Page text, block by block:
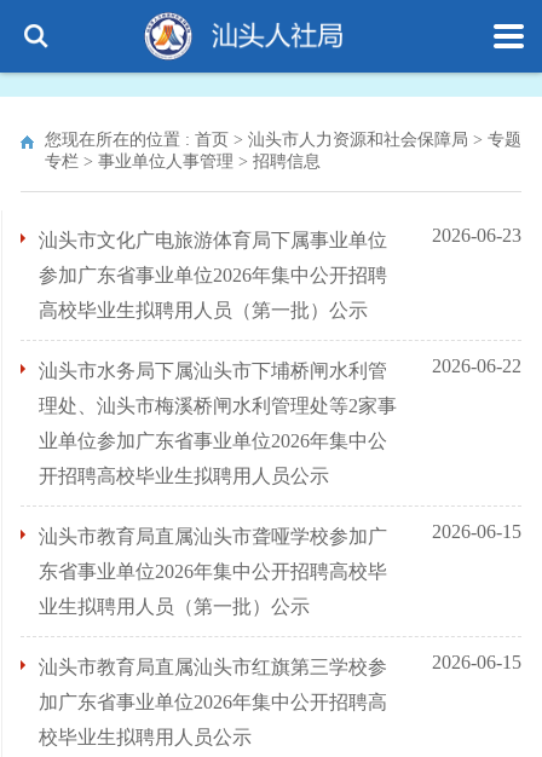
您现在所在的位置 : 首页 > 汕头市人力资源和社会保障局 > 专题
专栏 > 事业单位人事管理 > 招聘信息
汕头市文化广电旅游体育局下属事业单位
参加广东省事业单位2026年集中公开招聘
高校毕业生拟聘用人员（第一批）公示
2026-06-23
汕头市水务局下属汕头市下埔桥闸水利管
理处、汕头市梅溪桥闸水利管理处等2家事
业单位参加广东省事业单位2026年集中公
开招聘高校毕业生拟聘用人员公示
2026-06-22
汕头市教育局直属汕头市聋哑学校参加广
东省事业单位2026年集中公开招聘高校毕
业生拟聘用人员（第一批）公示
2026-06-15
汕头市教育局直属汕头市红旗第三学校参
加广东省事业单位2026年集中公开招聘高
校毕业生拟聘用人员公示
2026-06-15